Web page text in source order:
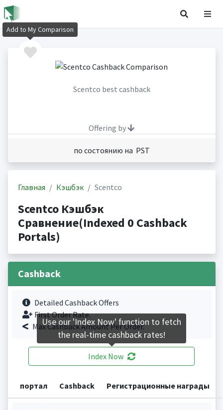
Scentco best cashback
Offering by
по состоянию на PST
Главная Кэшбэк Scentco
Scentco Кэшбэк
Сравнение(Indexed 0 Cashback
Portals)
Cashback
Detailed Cashback Offers
First Order Rate.
Max Cashback Amount Per Order.
Index Now
портал Cashback Регистрационные награды
Add to My Comparison
Use our 'Index Now' function to fetch
the real-time cashback rates!